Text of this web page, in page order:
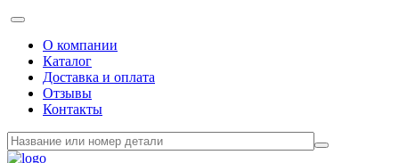
О компании
Каталог
Доставка и оплата
Отзывы
Контакты